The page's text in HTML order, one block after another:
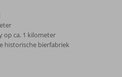
op ca. 1 kilometer
historische bierfabriek